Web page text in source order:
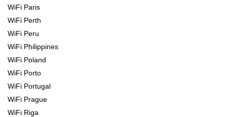
WiFi Paris
WiFi Perth
WiFi Peru
WiFi Philippines
WiFi Poland
WiFi Porto
WiFi Portugal
WiFi Prague
WiFi Riga